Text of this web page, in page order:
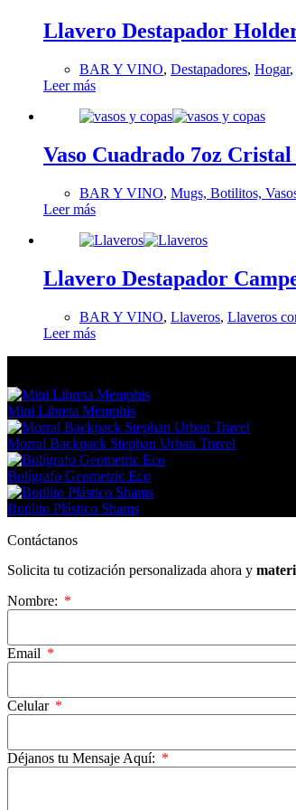
Llavero Destapador
BAR Y VINO, Destapadores, Hogar,
Leer más
Vaso Cuadrado 7oz
BAR Y VINO, Mugs, Botilitos,
Leer más
Llavero Destapador
BAR Y VINO, Llaveros, Llaveros
Leer más
Mini Libreta Memphis
Morral Backpack Stephan Urban Travel
Bolígrafo Geometric Eco
Botilito Plástico Shams
Contáctanos
Solicita tu cotización personalizada ahora y
Nombre:
Email
Celular
Déjanos tu Mensaje Aquí: